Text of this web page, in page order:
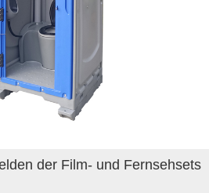
der Film- und Fernsehsets